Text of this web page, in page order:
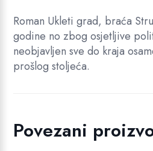
Roman Ukleti grad, braća
godine no zbog osjetljive
neobjavljen sve do kraja
prošlog stoljeća.
Povezani